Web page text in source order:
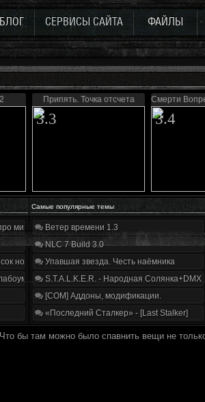
БЛОГ СЕРВИСЫ САЙТА ФАЙЛЫ
Припять. Точка отсчета
3.3
Смерти
3.4
Самые популярные темы
мир, геймплей и сюжет | Разбор трейлера
нововведений
и отвага
Ветер времени 1.3
NLC 7 Build 3.0
Упавшая звезда. Честь наёмника
S.T.A.L.K.E.R. - Народная
[COM] Аддоны, модификации.
«Последний Сталкер» - [Last Stalker]
бы там можно было спавнить вещи не